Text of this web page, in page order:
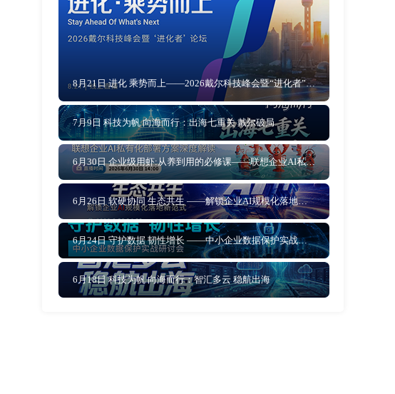
8月21日 进化 乘势而上——2026戴尔科技峰会暨“进化者”论坛
7月9日 科技为帆 向海而行：出海七重关 戴尔破局
6月30日 企业级用虾:从养到用的必修课——联想企业AI私有化部署方案深度解读
6月26日 软硬协同 生态共生 ——解锁企业AI规模化落地新范式
6月24日 守护数据 韧性增长 ——中小企业数据保护实战研讨会
6月18日 科技为帆 向海而行：智汇多云 稳航出海